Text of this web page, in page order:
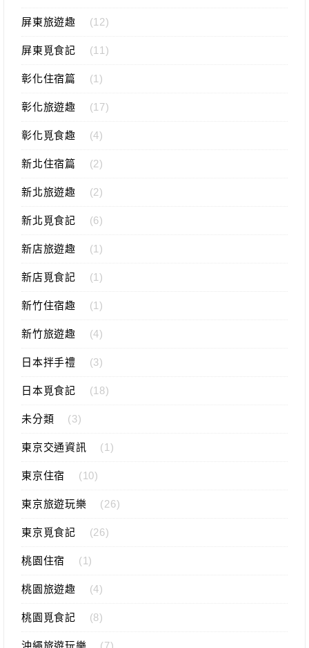
屏東旅遊趣 (12)
屏東覓食記 (11)
彰化住宿篇 (1)
彰化旅遊趣 (17)
彰化覓食趣 (4)
新北住宿篇 (2)
新北旅遊趣 (2)
新北覓食記 (6)
新店旅遊趣 (1)
新店覓食記 (1)
新竹住宿趣 (1)
新竹旅遊趣 (4)
日本拌手禮 (3)
日本覓食記 (18)
未分類 (3)
東京交通資訊 (1)
東京住宿 (10)
東京旅遊玩樂 (26)
東京覓食記 (26)
桃園住宿 (1)
桃園旅遊趣 (4)
桃園覓食記 (8)
沖繩旅遊玩樂 (7)